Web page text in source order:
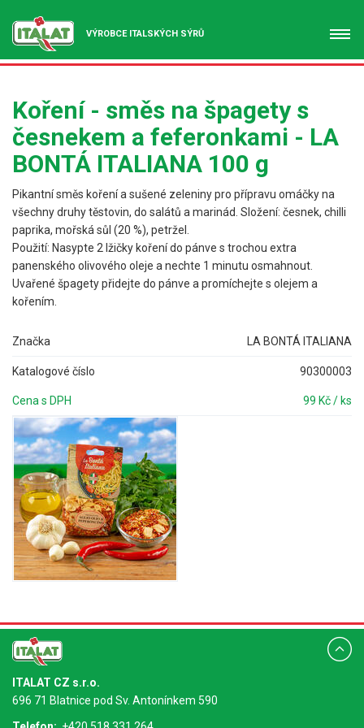
VÝROBCE ITALSKÝCH SÝRŮ
Koření - směs na špagety s
česnekem a feferonkami - LA
BONTÁ ITALIANA 100 g
Pikantní směs koření a sušené zeleniny pro přípravu omáčky na
všechny druhy těstovin, do salátů a marinád. Složení: česnek, chilli
paprika, mořská sůl (20 %), petržel.
Použití: Nasypte 2 lžičky koření do pánve s trochou extra
panenského olivového oleje a nechte 1 minutu osmahnout.
Uvařené špagety přidejte do pánve a promíchejte s olejem a
kořením.
Značka LA BONTÁ ITALIANA
Katalogové číslo 90300003
Cena s DPH 99 Kč / ks
ITALAT CZ s.r.o.
696 71 Blatnice pod Sv. Antonínkem 590